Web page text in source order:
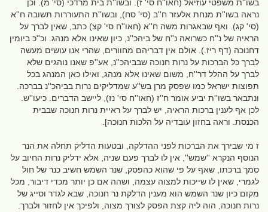
בשו''ת משפטי עוזיאל (חאו''ח סי' ז). ובשו''ת בית מרדכי (סי' מ). וכן
נראה בשו''ת מנחת אלעזר ח''ב (סי' סח), ובשו''ת התעוררות תשובה ח''א
(סי' קג). ואף שבאגרות משה ח''א (חאו''ח סי' קצ) כתב, שאין לברך על
הראיה של נ''ח כשרואה נ''ח של ביהכ''נ, כיון שאינו אלא מנהג. וכ''כ ביומין
דחנוכה (דף ריז.). אולם אין דבריהם מחוורים, שהרי אנו עושים מעשה
לברך כל הברכות על נרות חנוכה שבביהכ''נ, אע''פ שאנו נוהגים שלא
לברך על ההלל דר''ח, משום שאינו אלא מנהג, ואילו כאן המנהג בכל
תפוצות ישראל כמו שפסק מרן בש''ע שמדליקים נרות בביהכ''נ בברכה.
ונתבאר בשו''ת יביע אומר ח''ז (חאו''ח סי' נז), ליישב הדברים. כיעו''ש.
לכן אף לענין ברכות הראיה, יש לברך על ראיית נרות חנוכה שבבית
הכנסת. וראה בחזון עובדיה על הלכות חנוכה].
ז מי שבירך את הברכות לפני ההדלקה, ובטעות הדליק תחלה את הנר
הנוסף הנקרא ''שמש'', אין לו לברך פעם שניה, אלא ידליק נרות החיוב על
סמך ברכתו, שאף על פי שהוא כהפסק, שנר השמש חשיב כנר של חול
לגמרי, שאין לו שייכות למצוה עצמה, ושהה אם כן יותר מכדי דיבור, מכל
מקום כיון שנר השמש הוא מענין הדלקת נר חנוכה, שבא לגדר וסייג של
נרות חנוכה, הוה ליה קצת הפסק לצורך מצוה, ולפיכך אין לחזור ולברך.